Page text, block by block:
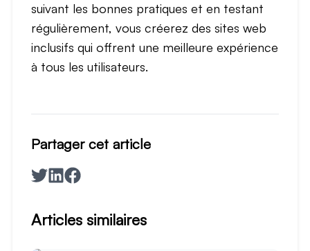
suivant les bonnes pratiques et en testant
régulièrement, vous créerez des sites web
inclusifs qui offrent une meilleure expérience
à tous les utilisateurs.
Partager cet article
Articles similaires